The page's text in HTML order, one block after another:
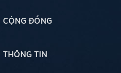
CỘNG ĐỒNG
THÔNG TIN